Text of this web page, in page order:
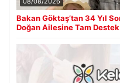
Bakan Göktaş’tan 34 Yıl
Doğan Ailesine Tam Destek